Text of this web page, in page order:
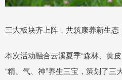
三大板块齐上阵，共筑康养新生态
本次活动融合云溪夏季“森林、黄
“精、气、神”养生三宝，策划了